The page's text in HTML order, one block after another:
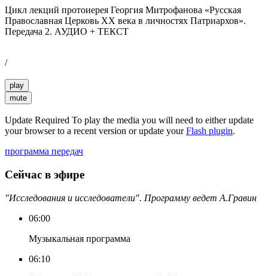
Цикл лекций протоиерея Георгия Митрофанова «Русская
Православная Церковь ХХ века в личностях Патриархов».
Передача 2. АУДИО + ТЕКСТ
/
play
mute
Update Required To play the media you will need to either update
your browser to a recent version or update yourFlash plugin.
программа передач
Сейчас в эфире
"Исследования и исследователи". Программу ведет А.Гравин
06:00
Музыкальная программа
06:10